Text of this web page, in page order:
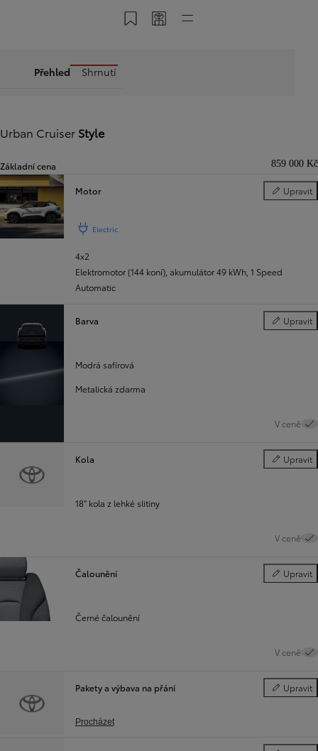
Uložit do MyToyota
Sdílet kód
Přehled Shrnutí
Urban Cruiser Style
Základní cena 859 000 Kč
Motor Upravit
Motor
Electric
4x2
Elektromotor (144 koní), akumulátor 49 kWh, 1 Speed
Automatic
Barva Upravit
Barva
Modrá safírová
Metalická zdarma
V ceně
Kola Upravit
Kola
18" kola z lehké slitiny
V ceně
Čalounění Upravit
Čalounění
Černé čalounění
V ceně
Pakety a výbava na přání Upravit
Pakety a
Procházet